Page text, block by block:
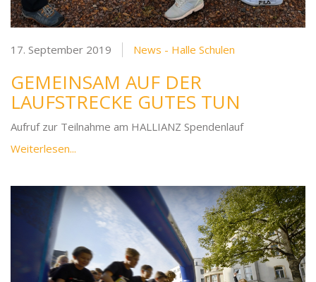
17. September 2019 News - Halle Schulen
GEMEINSAM AUF DER
LAUFSTRECKE GUTES TUN
Aufruf zur Teilnahme am HALLIANZ Spendenlauf
Weiterlesen...